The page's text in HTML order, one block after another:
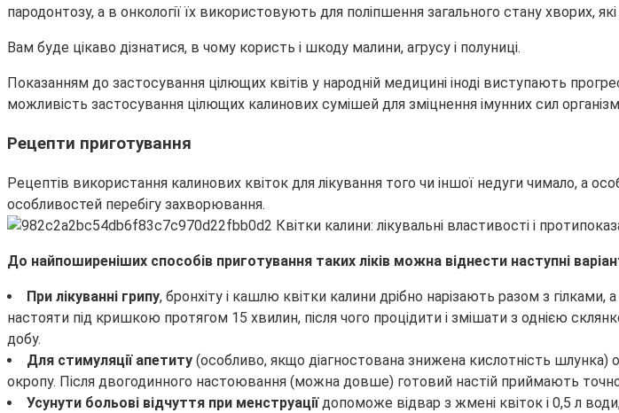
пародонтозу, а в онкології їх використовують для поліпшення загального стану хворих,
Вам буде цікаво дізнатися, в чому користь і шкоду малини, агрусу і полуниці.
Показанням до застосування цілющих квітів у народній медицині іноді виступають
можливість застосування цілющих калинових сумішей для зміцнення імунних сил
Рецепти приготування
Рецептів використання калинових квіток для лікування того чи іншої недуги чимало, а
особливостей перебігу захворювання.
До найпоширеніших способів приготування таких ліків можна віднести наступні
При лікуванні грипу, бронхіту і кашлю квітки калини дрібно нарізають разом з
настояти під кришкою протягом 15 хвилин, після чого процідити і змішати з однією
добу.
Для стимуляції апетиту (особливо, якщо діагностована знижена кислотність
окропу. Після двогодинного настоювання (можна довше) готовий настій приймають
Усунути больові відчуття при менструаціїдопоможе відвар з жмені квіток і 0,5 л